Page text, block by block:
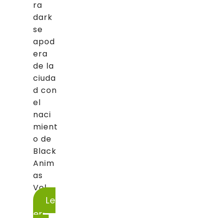
ra
dark
se
apod
era
de la
ciuda
d con
el
naci
mient
o de
Black
Anim
as
Vol....
Le
er